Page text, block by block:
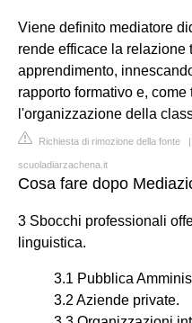
Viene definito mediatore
rende efficace la relazione
apprendimento,
rapporto formativo e,
l'organizzazione della
Richiesta di rimozione della fonte
scuoladiarzachena.it
Cosa fare dopo
3 Sbocchi professionali
linguistica.
3.1 Pubblica
3.2 Aziende private.